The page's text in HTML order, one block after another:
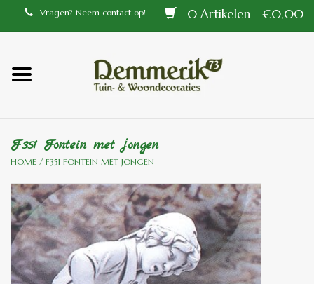
Vragen? Neem contact op! 0 Artikelen - €0,00
Home
Tiffany lampen
Tuindecoraties
Aluminium en messing
buitenlampen
F351 Fontein met jongen
HOME / F351 FONTEIN MET JONGEN